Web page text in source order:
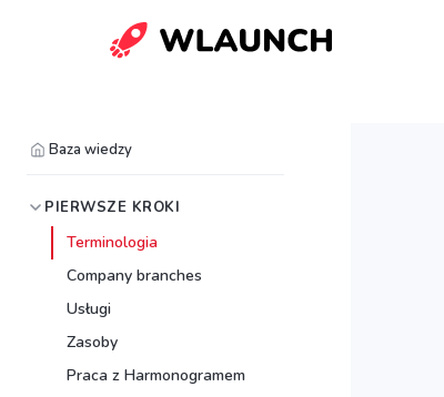
Baza wiedzy
PIERWSZE KROKI
Terminologia
Company branches
Usługi
Zasoby
Praca z Harmonogramem